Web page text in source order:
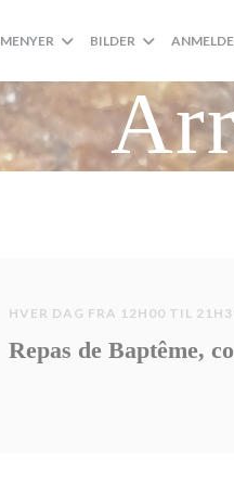
MENYER BILDER
HVER DAG FRA 12H00 TIL
Repas de Baptême,